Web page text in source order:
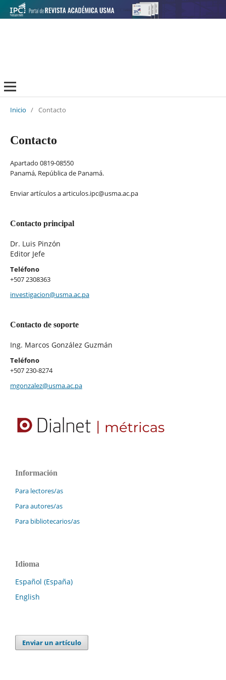
Inicio / Contacto
Contacto
Apartado 0819-08550
Panamá, República de Panamá.
Enviar artículos a articulos.ipc@usma.ac.pa
Contacto principal
Dr. Luis Pinzón
Editor Jefe
Teléfono
+507 2308363
investigacion@usma.ac.pa
Contacto de soporte
Ing. Marcos González Guzmán
Teléfono
+507 230-8274
mgonzalez@usma.ac.pa
Información
Para lectores/as
Para autores/as
Para bibliotecarios/as
Idioma
Español (España)
English
Enviar un artículo